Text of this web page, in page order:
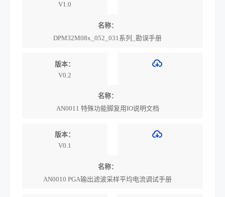
V1.0
名称：
DPM32M08x_052_031系列_勘误手册
版本：
V0.2
名称：
AN0011 特殊功能脚复用IO说明文档
版本：
V0.1
名称：
AN0010 PGA输出滤波采样平均电流调试手册